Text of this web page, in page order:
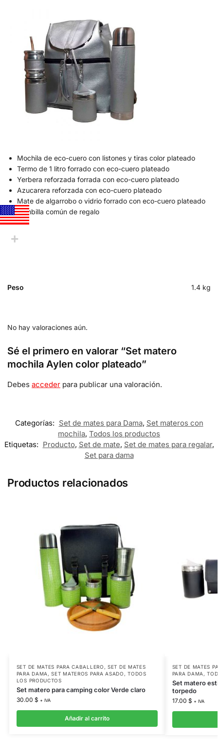
Mochila de eco-cuero con listones y tiras color plateado
Termo de 1 litro forrado con eco-cuero plateado
Yerbera reforzada forrada con eco-cuero plateado
Azucarera reforzada con eco-cuero plateado
Mate de algarrobo o vidrio forrado con eco-cuero plateado
Bombilla común de regalo
Peso 1.4 kg
No hay valoraciones aún.
Sé el primero en valorar “Set matero
mochila Aylen color plateado”
Debes acceder para publicar una valoración.
Categorías: Set de mates para Dama, Set materos con
mochila, Todos los productos
Etiquetas: Producto, Set de mate, Set de mates para regalar,
Set para dama
Productos relacionados
SET DE MATES PARA CABALLERO ,SET DE MATES
PARA DAMA ,SET MATEROS PARA ASADO ,TODOS
LOS PRODUCTOS
Set matero para camping color Verde claro
30.00 $ + IVA
Añadir al carrito
SET DE MATES
PARA DAMA ,
Set matero
torpedo
17.00 $ + IVA